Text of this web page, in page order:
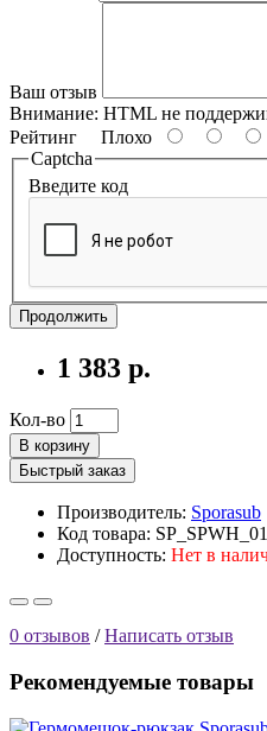
Ваш отзыв
Внимание: HTML не
Рейтинг Плохо
Captcha
Введите код
Продолжить
1 383 р.
Кол-во
В корзину
Быстрый заказ
Производитель: Sporasub
Код товара:
Доступность: Нет в
0 отзывов /Написать отзыв
Рекомендуемые товары